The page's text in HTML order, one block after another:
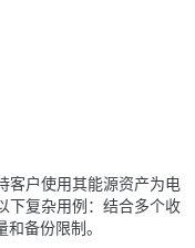
客户使用其能源资产为电
下复杂用例：结合多个收
备份限制。